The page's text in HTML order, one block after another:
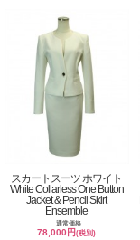
スカートスーツ ホワイト
White Collarless One Button
Jacket & Pencil Skirt
Ensemble
通常価格
78,000円(税別)